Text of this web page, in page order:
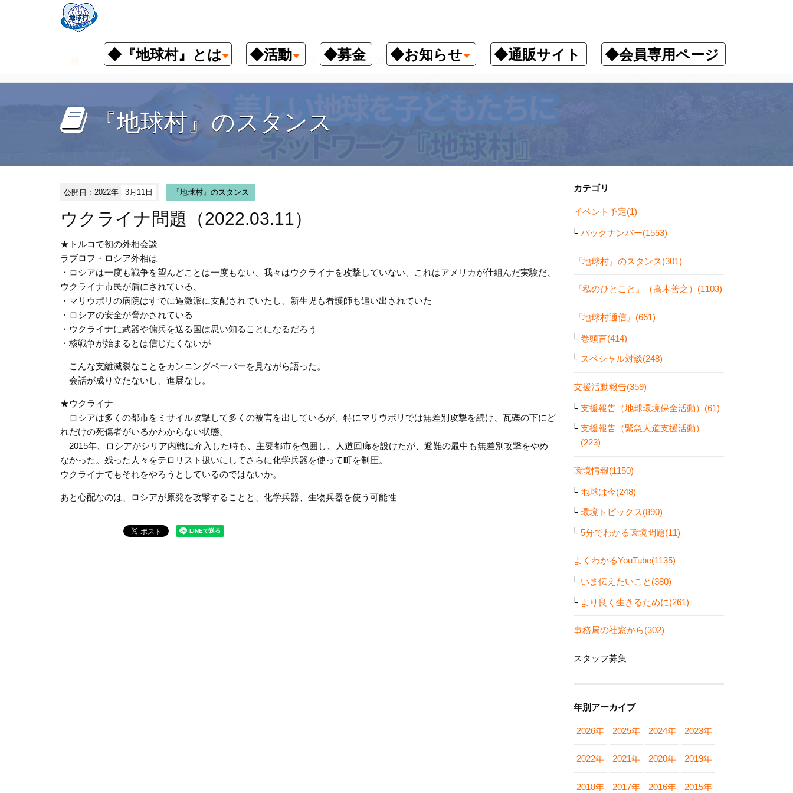
◆『地球村』とは ◆活動 ◆募金 ◆お知らせ ◆通販サイト ◆会員専用ページ
お知らせ 『地球村』のスタンス ウクライナ問題（2022.03.11）
『地球村』のスタンス
公開日：2022年 3月11日 『地球村』のスタンス
ウクライナ問題（2022.03.11）
★トルコで初の外相会談
ラブロフ・ロシア外相は
・ロシアは一度も戦争を望んどことは一度もない、我々はウクライナを攻撃していない、これはアメリカが仕組んだ実験だ、
ウクライナ市民が盾にされている、
・マリウポリの病院はすでに過激派に支配されていたし、新生児も看護師も追い出されていた
・ロシアの安全が脅かされている
・ウクライナに武器や傭兵を送る国は思い知ることになるだろう
・核戦争が始まるとは信じたくないが
こんな支離滅裂なことをカンニングペーパーを見ながら語った。
会話が成り立たないし、進展なし。
★ウクライナ
ロシアは多くの都市をミサイル攻撃して多くの被害を出しているが、特にマリウポリでは無差別攻撃を続け、瓦礫の下にど
れだけの死傷者がいるかわからない状態。
2015年、ロシアがシリア内戦に介入した時も、主要都市を包囲し、人道回廊を設けたが、避難の最中も無差別攻撃をやめ
なかった。残った人々をテロリスト扱いにしてさらに化学兵器を使って町を制圧。
ウクライナでもそれをやろうとしているのではないか。
あと心配なのは、ロシアが原発を攻撃することと、化学兵器、生物兵器を使う可能性
カテゴリ
イベント予定(1)
バックナンバー(1553)
『地球村』のスタンス(301)
『私のひとこと』（高木善之）(1103)
『地球村通信』(661)
巻頭言(414)
スペシャル対談(248)
支援活動報告(359)
支援報告（地球環境保全活動）(61)
支援報告（緊急人道支援活動）
(223)
環境情報(1150)
地球は今(248)
環境トピックス(890)
5分でわかる環境問題(11)
よくわかるYouTube(1135)
いま伝えたいこと(380)
より良く生きるために(261)
事務局の社窓から(302)
スタッフ募集
年別アーカイブ
2026年 2025年 2024年 2023年
2022年 2021年 2020年 2019年
2018年 2017年 2016年 2015年